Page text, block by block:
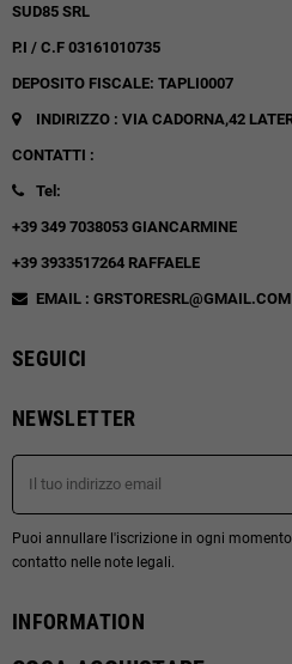
SUD85 SRL
P.I / C.F 03161010735
DEPOSITO FISCALE: TAPLI0007
INDIRIZZO : VIA CADORNA,42
CONTATTI :
Tel:
+39 349 7038053 GIANCARMINE
+39 3933517264 RAFFAELE
EMAIL : GRSTORESRL@GMAIL.COM
SEGUICI
NEWSLETTER
Puoi annullare l'iscrizione in ogni
contatto nelle note legali.
INFORMATION